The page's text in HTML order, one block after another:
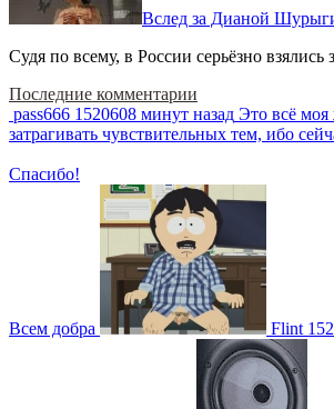
Вслед за Дианой
Судя по всему, в России серьёзно
Последние комментарии
pass666 1520608 минут назад Это всё моя
затрагивать чувствительных тем, ибо
Спасибо!
Всем добра Flint